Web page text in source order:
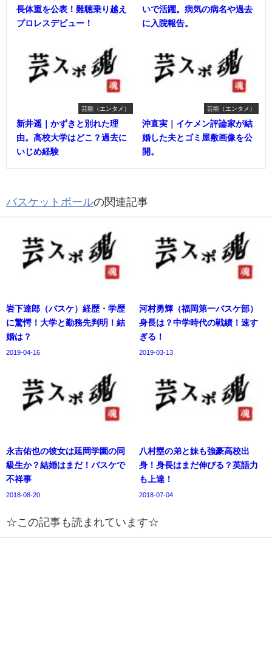
長体重を公表！難聴乗り越え
プロレスデビュー！
いで活躍。病気の病名や過去
に入院報告。
芸能（エンタメ）
新井遥｜かずきと別れた理
由。高校大学はどこ？過去に
いじめ経験
芸能（エンタメ）
沖直実｜イケメン評論家が結
婚した夫とゴミ屋敷画像を公
開。
バスケットボールの関連記事
岩下達郎（バスケ）経歴・学歴
に驚愕！大学と勤務先判明！結
婚は？
2019-04-16
河村勇輝（福岡第一バスケ部）
身長は？中学時代の戦績！速す
ぎる！
2019-03-13
永吉佑也の彼女は延岡学園の同
級生か？結婚はまだ！バスケで
不祥事
2018-08-20
八村塁の弟と妹も強豪高校出
身！身長はまだ伸びる？英語力
も上達！
2018-07-04
☆この記事も読まれています☆